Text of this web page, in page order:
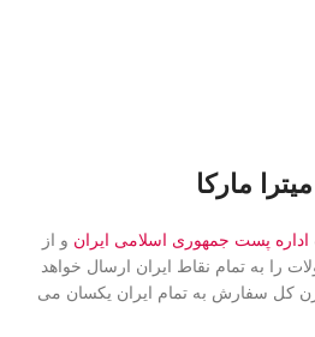
مارکا
اداره پست جمهوری اسلامی ایران و از
را به تمام نقاط ایران ارسال خواهد
کل سفارش به تمام ایران یکسان می